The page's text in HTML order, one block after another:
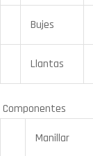
Bujes
Llantas
Componentes
Manillar